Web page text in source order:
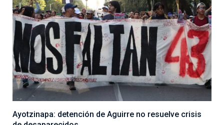
Ayotzinapa: detención de Aguirre no resuelve crisis